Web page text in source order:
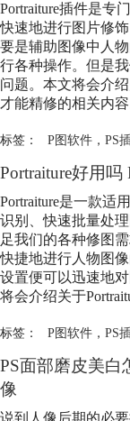
Portraiture插件是专
快速地进行图片修
要是辅助图像中人
行各种操作。但是
问题。本文将会介绍
才能精修的相关内容
标签： P图软件， PS
Portraiture好用吗
Portraiture是一款适
识别、快速批量处
足我们的各种修图
快捷地进行人物图
设置便可以迅速地
将会介绍关于
标签： P图软件， PS
PS面部磨皮美白
像